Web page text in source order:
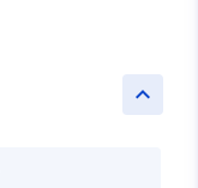
keyboard_arrow_up